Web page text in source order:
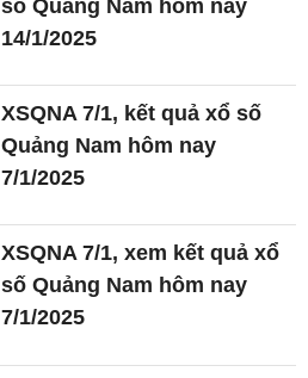
số Quảng Nam hôm nay
14/1/2025
XSQNA 7/1, kết quả xổ số
Quảng Nam hôm nay
7/1/2025
XSQNA 7/1, xem kết quả xổ
số Quảng Nam hôm nay
7/1/2025